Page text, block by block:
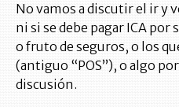
No vamos a discutir el ir y
ni si se debe pagar ICA por
o fruto de seguros, o los
(antiguo “POS”), o algo
discusión.